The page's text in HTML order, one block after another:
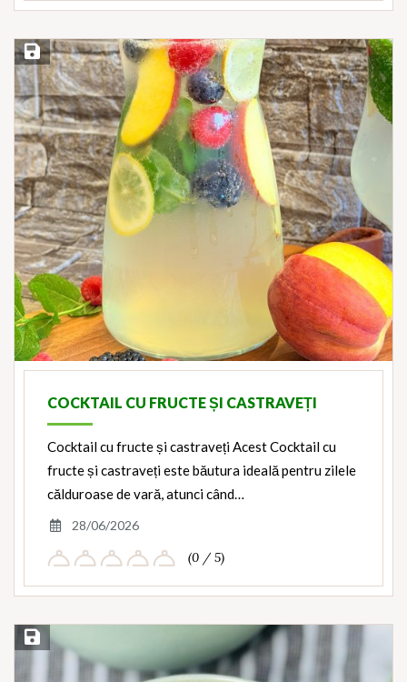
Save Recipe
COCKTAIL CU FRUCTE ȘI CASTRAVEȚI
Cocktail cu fructe și castraveți Acest Cocktail cu
fructe și castraveți este băutura ideală pentru zilele
călduroase de vară, atunci când…
28/06/2026
(0 / 5)
Save Recipe